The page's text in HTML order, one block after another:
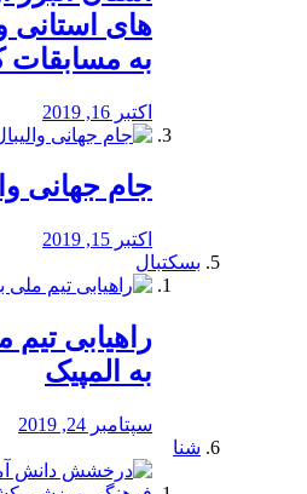
های استانی
به
اکتبر 16, 2019
جام جهانی
اکتبر 15, 2019
بسکتبال
راهیابی تیم
به المپیک
سپتامبر 24, 2019
شنا